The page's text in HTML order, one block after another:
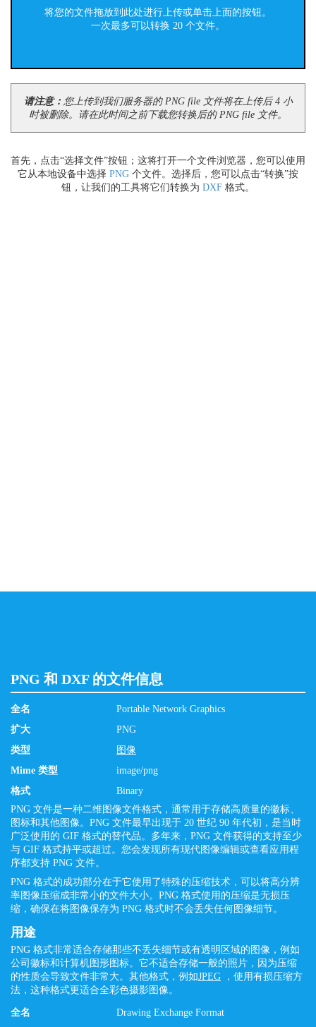
将您的文件拖放到此处进行上传或单击上面的按钮。
一次最多可以转换 20 个文件。
请注意： 您上传到我们服务器的 PNG file 文件将在上传后 4 小
时被删除。请在此时间之前下载您转换后的 PNG file 文件。
首先，点击“选择文件”按钮；这将打开一个文件浏览器，您可以使用
它从本地设备中选择 PNG 个文件。选择后，您可以点击“转换”按
钮，让我们的工具将它们转换为 DXF 格式。
PNG 和 DXF 的文件信息
全名
Portable Network Graphics
扩大
PNG
类型
图像
Mime 类型
image/png
格式
Binary
PNG 文件是一种二维图像文件格式，通常用于存储高质量的徽标、
图标和其他图像。PNG 文件最早出现于 20 世纪 90 年代初，是当时
广泛使用的 GIF 格式的替代品。多年来，PNG 文件获得的支持至少
与 GIF 格式持平或超过。您会发现所有现代图像编辑或查看应用程
序都支持 PNG 文件。
PNG 格式的成功部分在于它使用了特殊的压缩技术，可以将高分辨
率图像压缩成非常小的文件大小。PNG 格式使用的压缩是无损压
缩，确保在将图像保存为 PNG 格式时不会丢失任何图像细节。
用途
PNG 格式非常适合存储那些不丢失细节或有透明区域的图像，例如
公司徽标和计算机图形图标。它不适合存储一般的照片，因为压缩
的性质会导致文件非常大。其他格式，例如JPEG ，使用有损压缩方
法，这种格式更适合全彩色摄影图像。
全名
Drawing Exchange Format